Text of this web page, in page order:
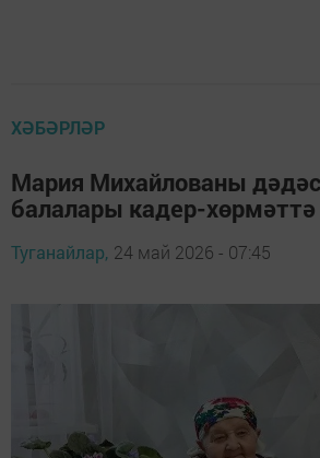
ХӘБӘРЛӘР
Мария Михайлованы
балалары кадер-
Туганайлар, 24 май 2026 - 07:45